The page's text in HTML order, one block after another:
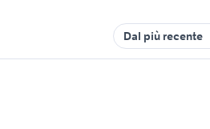
Dal più recente